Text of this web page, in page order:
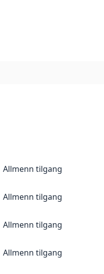
Allmenn tilgang
Allmenn tilgang
Allmenn tilgang
Allmenn tilgang